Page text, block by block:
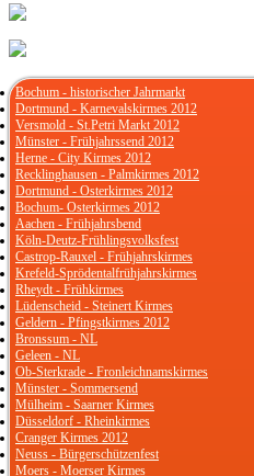
Bochum - historischer Jahrmarkt
Dortmund - Karnevalskirmes 2012
Versmold - St.Petri Markt 2012
Münster - Frühjahrssend 2012
Herne - City Kirmes 2012
Recklinghausen - Palmkirmes 2012
Dortmund - Osterkirmes 2012
Bochum- Osterkirmes 2012
Aachen - Frühjahrsbend
Köln-Deutz-Frühlingsvolksfest
Castrop-Rauxel - Frühjahrskirmes
Krefeld-Sprödentalfrühjahrskirmes
Rheydt - Frühkirmes
Lüdenscheid - Steinert Kirmes
Geldern - Pfingstkirmes 2012
Bronssum - NL
Geleen - NL
Ob-Sterkrade - Fronleichnamskirmes
Münster - Sommersend
Mülheim - Saarner Kirmes
Düsseldorf - Rheinkirmes
Cranger Kirmes 2012
Neuss - Bürgerschützenfest
Moers - Moerser Kirmes